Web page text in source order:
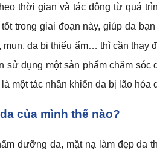
thời gian và tác động từ quá
trong giai đoạn này, giúp da
da bị thiếu ẩm… thì cần thay
sử dụng một sản phẩm chăm
một tác nhân khiến da bị lão hóa
của mình thế nào?
dưỡng da, mặt nạ làm đẹp